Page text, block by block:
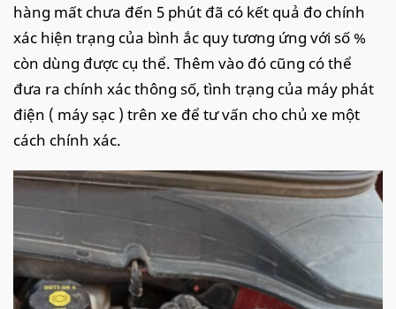
hàng mất chưa đến 5 phút đã có kết quả đo chính
xác hiện trạng của bình ắc quy tương ứng với số %
còn dùng được cụ thể. Thêm vào đó cũng có thể
đưa ra chính xác thông số, tình trạng của máy phát
điện ( máy sạc ) trên xe để tư vấn cho chủ xe một
cách chính xác.